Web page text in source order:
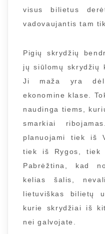
visus bilietus
vadovaujantis tam
Pigių skrydžių
jų siūlomų skrydžių
Ji maža yra dėl
ekonomine klase.
naudinga tiems,
smarkiai
planuojami tiek iš
tiek iš Rygos, tiek
Pabrėžtina, kad
kelias šalis,
lietuviškas bilietų
kurie skrydžiai iš
nei galvojate.